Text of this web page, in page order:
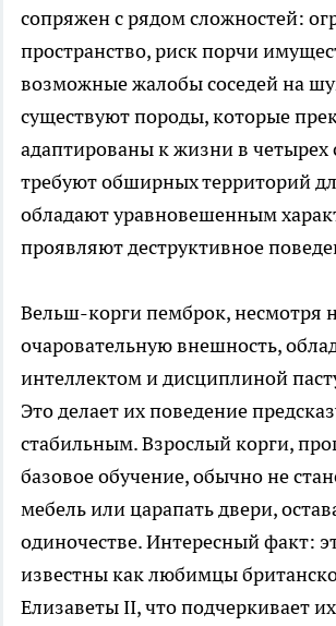
сопряжен с рядом сложностей:
пространство, риск порчи
возможные жалобы соседей на
существуют породы, которые
адаптированы к жизни в четырех
требуют обширных территорий
обладают уравновешенным
проявляют деструктивное
Вельш-корги пемброк, несмотря
очаровательную внешность,
интеллектом и дисциплиной
Это делает их поведение
стабильным. Взрослый корги,
базовое обучение, обычно не
мебель или царапать двери,
одиночестве. Интересный факт:
известны как любимцы
Елизаветы II, что подчеркивает